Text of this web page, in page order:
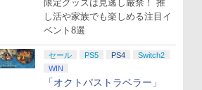
限定グッズは見逃し厳禁！ 推
し活や家族でも楽しめる注目イ
ベント8選
セール PS5 PS4
Switch2
WIN
「オクトパストラベラー」